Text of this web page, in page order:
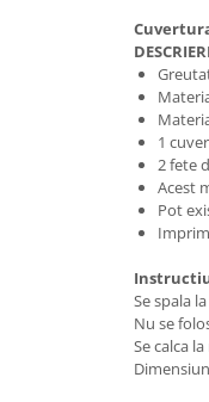
1
2 fete
Acest
Pot
Se spala
Nu se
Se calca